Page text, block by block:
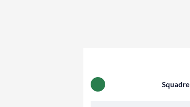
Squadre